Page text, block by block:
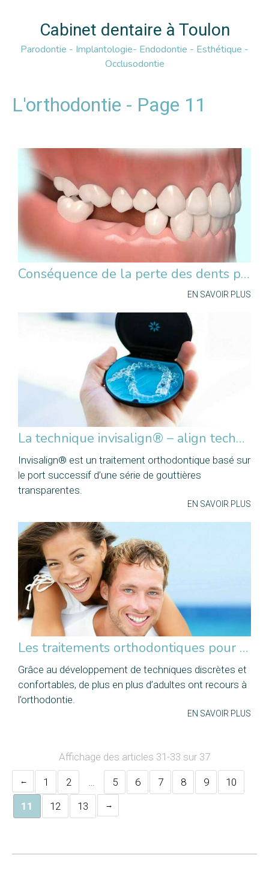
Cabinet dentaire à Toulon
Parodontie - Implantologie- Endodontie - Esthétique -
Occlusodontie
L'orthodontie - Page 11
Conséquence de la perte des dents postérieures
EN SAVOIR PLUS
La technique invisalign® – align technology
Invisalign® est un traitement orthodontique basé sur
le port successif d’une série de gouttières
transparentes.
EN SAVOIR PLUS
Les traitements orthodontiques pour adultes
Grâce au développement de techniques discrètes et
confortables, de plus en plus d’adultes ont recours à
l’orthodontie.
EN SAVOIR PLUS
Affichage des articles 31-33 sur 37
1 2 … 5 6 7 8 9
10
11
12 13